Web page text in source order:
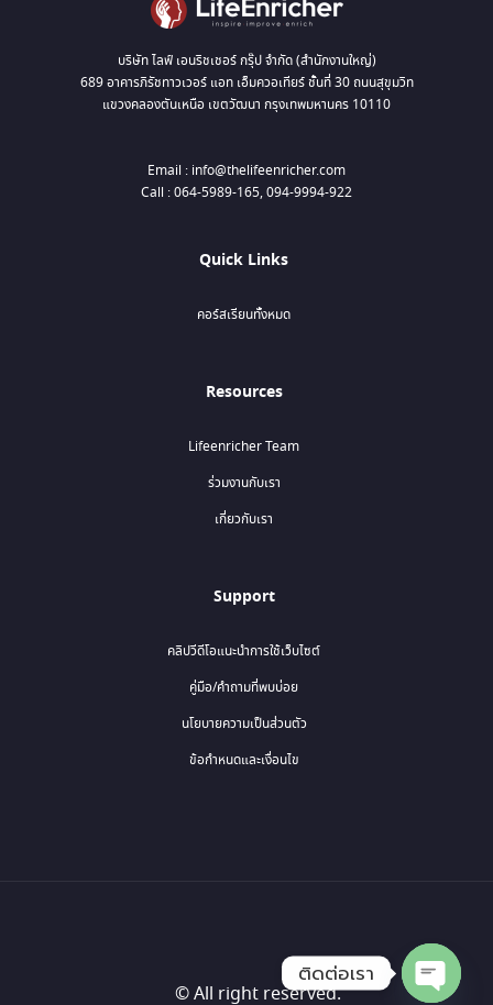
บริษัท ไลฟ์ เอนริชเชอร์ กรุ๊ป จำกัด (สำนักงานใหญ่)
689 อาคารภิรัชทาวเวอร์ แอท เอ็มควอเทียร์ ชั้นที่ 30 ถนนสุขุมวิท
แขวงคลองตันเหนือ เขตวัฒนา กรุงเทพมหานคร 10110
Email : info@thelifeenricher.com
Call : 064-5989-165, 094-9994-922
Quick Links
คอร์สเรียนทั้งหมด
Resources
Lifeenricher Team
ร่วมงานกับเรา
เกี่ยวกับเรา
Support
คลิปวีดีโอแนะนำการใช้เว็บไซต์
คู่มือ/คำถามที่พบบ่อย
นโยบายความเป็นส่วนตัว
ข้อกำหนดและเงื่อนไข
© All right reserved.
ติดต่อเรา